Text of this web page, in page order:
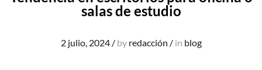
salas de estudio
2 julio, 2024/by redacción /in blog